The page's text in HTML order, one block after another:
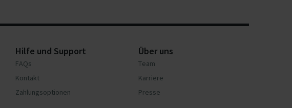
Hilfe und Support
FAQs
Kontakt
Zahlungsoptionen
Über uns
Team
Karriere
Presse